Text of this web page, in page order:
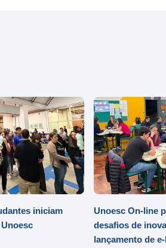
iniciam
Unoesc On-line
desafios de
lançamento de